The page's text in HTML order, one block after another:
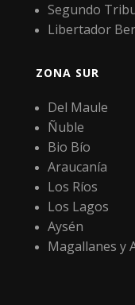
Segundo
Libertador
ZONA SUR
Del Maule
Ñuble
Bio Bío
Araucanía
Los Ríos
Los Lagos
Aysén
Magallanes y